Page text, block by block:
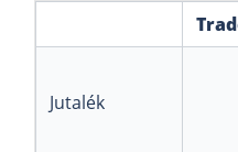
Jutalék